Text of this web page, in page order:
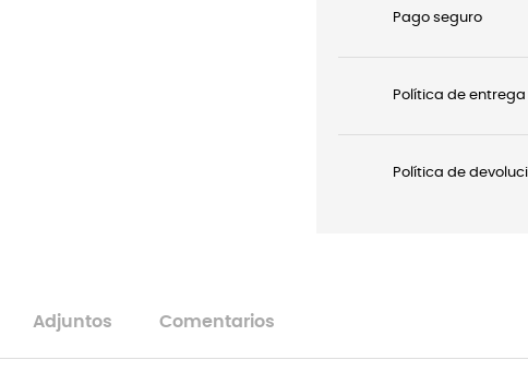
Pago seguro
Política de entrega
Política de
Adjuntos Comentarios